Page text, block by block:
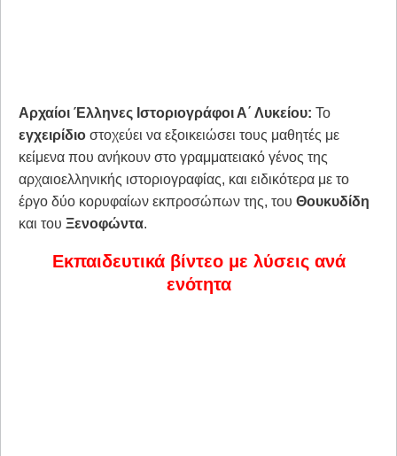
Αρχαίοι Έλληνες Ιστοριογράφοι Α΄ Λυκείου: Το
εγχειρίδιο στοχεύει να εξοικειώσει τους μαθητές με
κείμενα που ανήκουν στο γραμματειακό γένος της
αρχαιοελληνικής ιστοριογραφίας, και ειδικότερα με το
έργο δύο κορυφαίων εκπροσώπων της, του Θουκυδίδη
και του Ξενοφώντα.
Εκπαιδευτικά βίντεο με λύσεις ανά
ενότητα